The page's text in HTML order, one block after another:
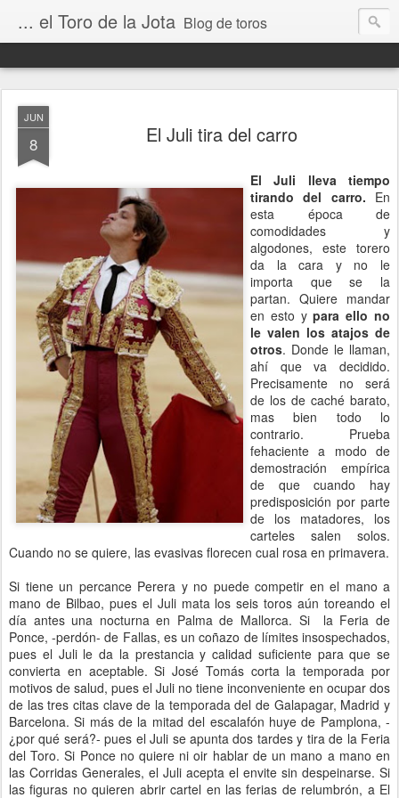
... el Toro de la Jota Blog de toros
JUN
8 El Juli tira del carro
El Juli lleva tiempo
tirando del carro. En
esta época de
comodidades y
algodones, este torero
da la cara y no le
importa que se la
partan. Quiere mandar
en esto ypara ello no
le valen los atajos de
otros. Donde le llaman,
ahí que va decidido.
Precisamente no será
de los de caché barato,
mas bien todo lo
contrario. Prueba
fehaciente a modo de
demostración empírica
de que cuando hay
predisposición por parte
de los matadores, los
carteles salen solos.
Cuando no se quiere, las evasivas florecen cual rosa en primavera.
Si tiene un percance Perera y no puede competir en el mano a
mano de Bilbao, pues el Juli mata los seis toros aún toreando el
día antes una nocturna en Palma de Mallorca. Si la Feria de
Ponce, -perdón- de Fallas, es un coñazo de límites insospechados,
pues el Juli le da la prestancia y calidad suficiente para que se
convierta en aceptable. Si José Tomás corta la temporada por
motivos de salud, pues el Juli no tiene inconveniente en ocupar dos
de las tres citas clave de la temporada del de Galapagar, Madrid y
Barcelona. Si más de la mitad del escalafón huye de Pamplona, -
¿por qué será?- pues el Juli se apunta dos tardes y tira de la Feria
del Toro. Si Ponce no quiere ni oir hablar de un mano a mano en
las Corridas Generales, el Juli acepta el envite sin despeinarse. Si
las figuras no quieren abrir cartel en las ferias de relumbrón, a El